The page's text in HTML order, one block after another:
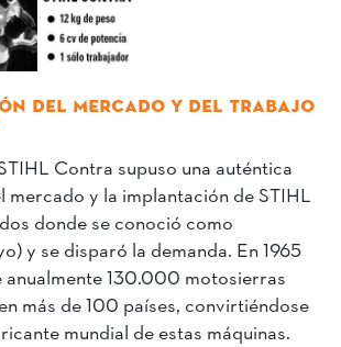
DEL MERCADO Y DEL TRABAJO
Contra supuso una auténtica
mercado y la implantación de STIHL
donde se conoció como
y se disparó la demanda. En 1965
130.000 motosierras
más de 100 países, convirtiéndose
mundial de estas máquinas.